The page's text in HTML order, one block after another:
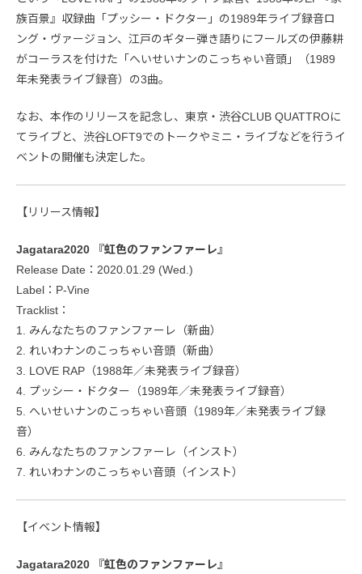
族百景』収録曲「プッシー・ドクター」の1989年ライブ録音ロ
ング・ヴァージョン、江戸のギター弾き語りにフールズの伊藤耕
がコーラスを付けた「へいせいナンのこっちゃい音頭」（1989
年未発表ライブ録音）の3曲。
なお、本作のリリースを記念し、東京・渋谷CLUB QUATTROに
てライブと、渋谷LOFT9でのトークやミニ・ライブなどを行うイ
ベントの開催も決定した。
【リリース情報】
Jagatara2020 『虹色のファンファーレ』
Release Date：2020.01.29 (Wed.)
Label：P-Vine
Tracklist：
1. みんなたちのファンファーレ（新曲）
2. れいわナンのこっちゃい音頭（新曲）
3. LOVE RAP（1988年／未発表ライブ録音）
4. プッシー・ドクター（1989年／未発表ライブ録音）
5. へいせいナンのこっちゃい音頭（1989年／未発表ライブ録
音）
6. みんなたちのファンファーレ（インスト）
7. れいわナンのこっちゃい音頭（インスト）
【イベント情報】
Jagatara2020 『虹色のファンファーレ』